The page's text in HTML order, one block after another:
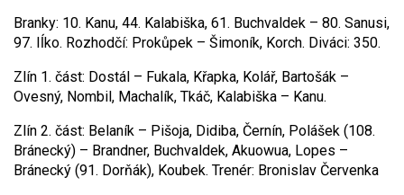
Branky: 10. Kanu, 44. Kalabiška, 61. Buchvaldek – 80. Sanusi,
97. Iĺko. Rozhodčí: Prokůpek – Šimoník, Korch. Diváci: 350.
Zlín 1. část: Dostál – Fukala, Křapka, Kolář, Bartošák –
Ovesný, Nombil, Machalík, Tkáč, Kalabiška – Kanu.
Zlín 2. část: Belaník – Pišoja, Didiba, Černín, Polášek (108.
Bránecký) – Brandner, Buchvaldek, Akuowua, Lopes –
Bránecký (91. Dorňák), Koubek. Trenér: Bronislav Červenka